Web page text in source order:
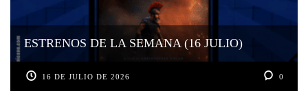
ESTRENOS DE LA SEMANA (16 JULIO)
16 DE JULIO DE 2026 0